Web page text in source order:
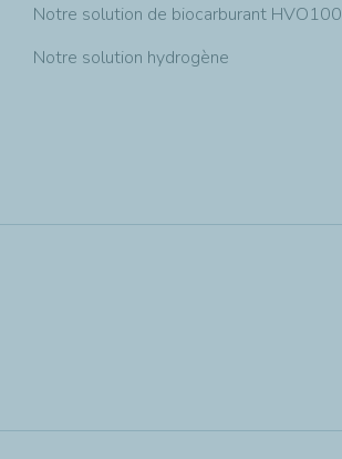
Notre solution de biocarburant HVO100
Notre solution hydrogène